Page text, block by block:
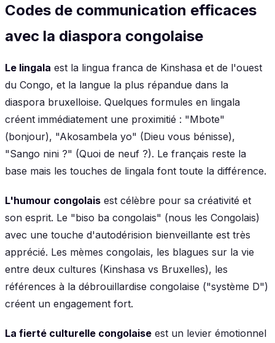
Codes de communication efficaces
avec la diaspora congolaise
Le lingala est la lingua franca de Kinshasa et de l'ouest
du Congo, et la langue la plus répandue dans la
diaspora bruxelloise. Quelques formules en lingala
créent immédiatement une proximitié : "Mbote"
(bonjour), "Akosambela yo" (Dieu vous bénisse),
"Sango nini ?" (Quoi de neuf ?). Le français reste la
base mais les touches de lingala font toute la différence.
L'humour congolais est célèbre pour sa créativité et
son esprit. Le "biso ba congolais" (nous les Congolais)
avec une touche d'autodérision bienveillante est très
apprécié. Les mèmes congolais, les blagues sur la vie
entre deux cultures (Kinshasa vs Bruxelles), les
références à la débrouillardise congolaise ("système D")
créent un engagement fort.
La fierté culturelle congolaise est un levier émotionnel